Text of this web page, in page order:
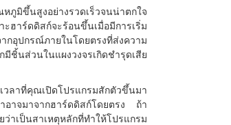
ภูมิขึ้นสูงอย่างรวดเร็วจนน่าตกใจ
าร์ดดิสก์จะร้อนขึ้นเมื่อมีการเริ่ม
กอุปกรณ์ภายในโดยตรงที่ส่งความ
ชิ้นส่วนในแผงวงจรเกิดชำรุดเสีย
วลาที่คุณเปิดโปรแกรมสักตัวขึ้นมา
าจมาจากฮาร์ดดิสก์โดยตรง ถ้า
าเป็นสาเหตุหลักที่ทำให้โปรแกรม